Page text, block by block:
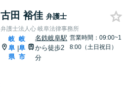
古田 裕佳 弁護士
弁護士法人心 岐阜法律事務所
岐
阜
県
|
岐
阜
市
名鉄岐阜駅
から徒歩2
分
営業時間：09:00~1
8:00（土日祝日）